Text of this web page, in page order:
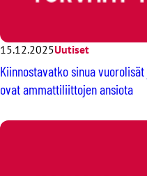
15.12.2025Uutiset
Kiinnostavatko sinua
ovat ammattiliittojen ansiota